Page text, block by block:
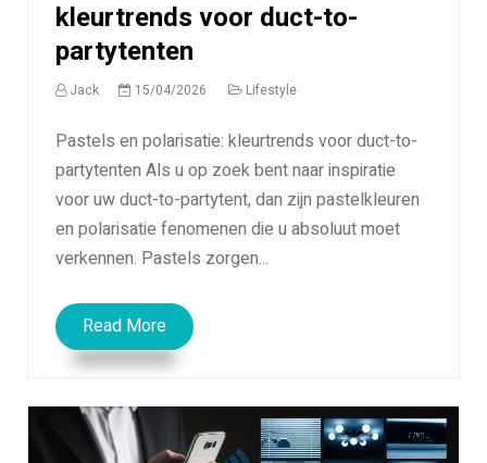
kleurtrends voor duct-to-
partytenten
Jack 15/04/2026 Lifestyle
Pastels en polarisatie: kleurtrends voor duct-to-
partytenten Als u op zoek bent naar inspiratie
voor uw duct-to-partytent, dan zijn pastelkleuren
en polarisatie fenomenen die u absoluut moet
verkennen. Pastels zorgen...
Read More